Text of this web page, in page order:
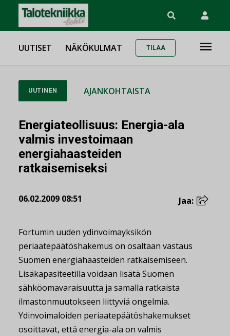
UUTISET NÄKÖKULMAT TILAA
UUTINEN AJANKOHTAISTA
Energiateollisuus: Energia-ala
valmis investoimaan
energiahaasteiden
ratkaisemiseksi
06.02.2009 08:51 Jaa:
Fortumin uuden ydinvoimayksikön
periaatepäätöshakemus on osaltaan vastaus
Suomen energiahaasteiden ratkaisemiseen.
Lisäkapasiteetilla voidaan lisätä Suomen
sähköomavaraisuutta ja samalla ratkaista
ilmastonmuutokseen liittyviä ongelmia.
Ydinvoimaloiden periaatepäätöshakemukset
osoittavat, että energia-ala on valmis